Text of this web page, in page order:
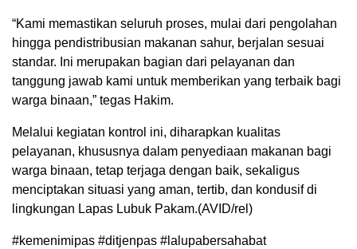
“Kami memastikan seluruh proses, mulai dari pengolahan
hingga pendistribusian makanan sahur, berjalan sesuai
standar. Ini merupakan bagian dari pelayanan dan
tanggung jawab kami untuk memberikan yang terbaik bagi
warga binaan,” tegas Hakim.
Melalui kegiatan kontrol ini, diharapkan kualitas
pelayanan, khususnya dalam penyediaan makanan bagi
warga binaan, tetap terjaga dengan baik, sekaligus
menciptakan situasi yang aman, tertib, dan kondusif di
lingkungan Lapas Lubuk Pakam.(AVID/rel)
#kemenimipas #ditjenpas #lalupabersahabat